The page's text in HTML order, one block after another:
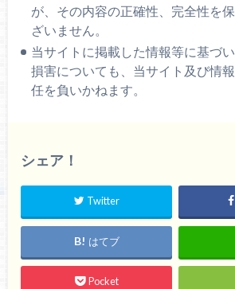
が、その内容の正確性、完全性を
ざいません。
当サイトに掲載した情報等に基づ
損害についても、当サイト及び情
任を負いかねます。
シェア！
Twitter
はてブ
Pocket